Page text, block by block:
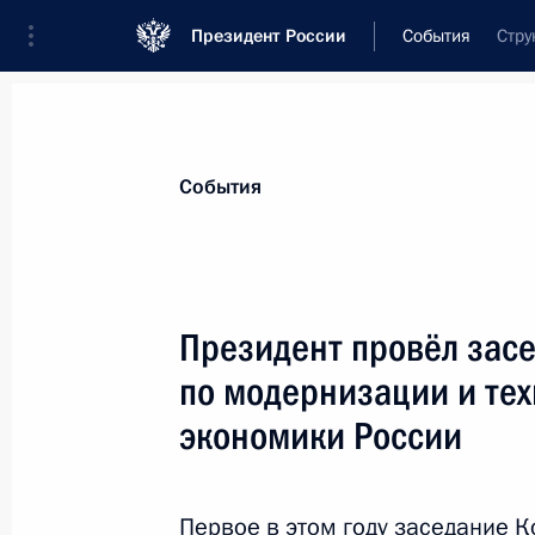
Президент России События
Новости
31 января 2012 года, вторник
Рабочая встреча с главой МЧС
События
Президент провёл
по модернизации и
экономики России
Первое в этом году заседание